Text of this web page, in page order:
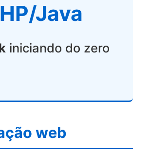
Java
iniciando do zero
web